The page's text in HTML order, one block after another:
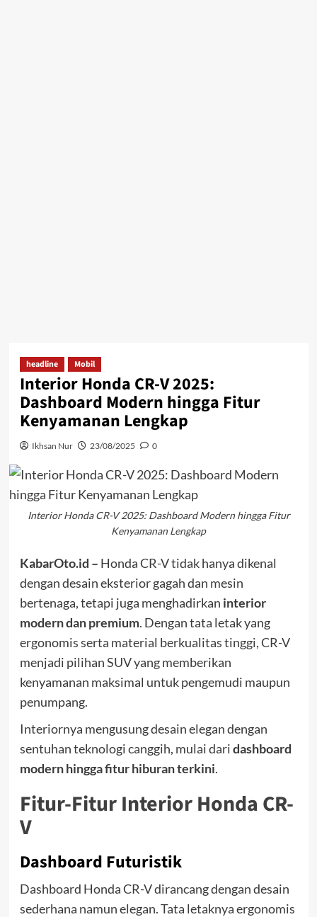
headline Mobil
Interior Honda CR-V 2025:
Dashboard Modern hingga Fitur
Kenyamanan Lengkap
Ikhsan Nur 23/08/2025 0
Interior Honda CR-V 2025: Dashboard Modern hingga Fitur
Kenyamanan Lengkap
KabarOto.id – Honda CR-V tidak hanya dikenal
dengan desain eksterior gagah dan mesin
bertenaga, tetapi juga menghadirkan interior
modern dan premium. Dengan tata letak yang
ergonomis serta material berkualitas tinggi, CR-V
menjadi pilihan SUV yang memberikan
kenyamanan maksimal untuk pengemudi maupun
penumpang.
Interiornya mengusung desain elegan dengan
sentuhan teknologi canggih, mulai daridashboard
modern hingga fitur hiburan terkini.
Fitur-Fitur Interior Honda CR-
V
Dashboard Futuristik
Dashboard Honda CR-V dirancang dengan desain
sederhana namun elegan. Tata letaknya ergonomis